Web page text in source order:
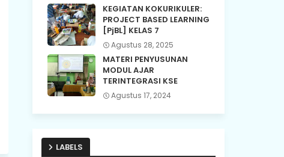
KEGIATAN KOKURIKULER:
PROJECT BASED LEARNING
[PjBL] KELAS 7
Agustus 28, 2025
MATERI PENYUSUNAN
MODUL AJAR
TERINTEGRASI KSE
Agustus 17, 2024
LABELS